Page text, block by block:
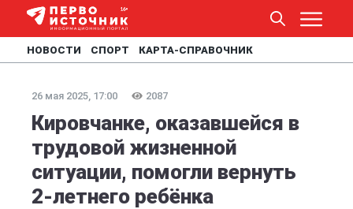
НОВОСТИ СПОРТ КАРТА-СПРАВОЧНИК
26 мая 2025, 17:00 2087
Кировчанке, оказавшейся в
трудовой жизненной
ситуации, помогли вернуть
2-летнего ребёнка